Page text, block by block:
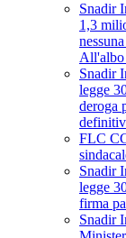
Snadir
1,3
All'albo
Snadir
legge
deroga
FLC
Snadir
legge
firma
Snadir